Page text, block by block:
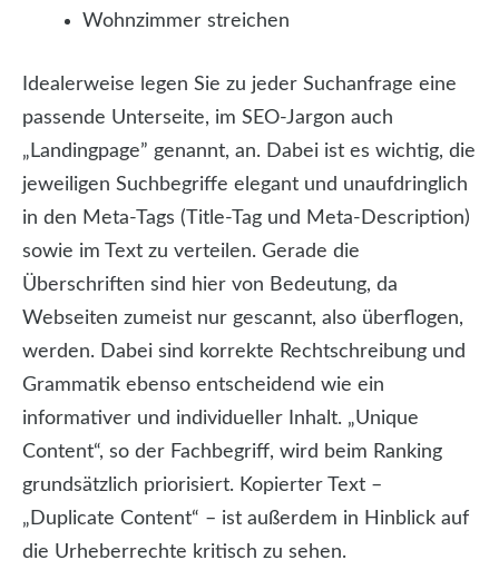
Wohnzimmer streichen
Idealerweise legen Sie zu jeder Suchanfrage eine
passende Unterseite, im SEO-Jargon auch
„Landingpage” genannt, an. Dabei ist es wichtig, die
jeweiligen Suchbegriffe elegant und unaufdringlich
in den Meta-Tags (Title-Tag und Meta-Description)
sowie im Text zu verteilen. Gerade die
Überschriften sind hier von Bedeutung, da
Webseiten zumeist nur gescannt, also überflogen,
werden. Dabei sind korrekte Rechtschreibung und
Grammatik ebenso entscheidend wie ein
informativer und individueller Inhalt. „Unique
Content“, so der Fachbegriff, wird beim Ranking
grundsätzlich priorisiert. Kopierter Text –
„Duplicate Content“ – ist außerdem in Hinblick auf
die Urheberrechte kritisch zu sehen.